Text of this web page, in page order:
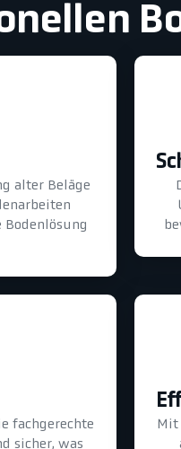
alter Beläge
fachgerechte
sicher, was